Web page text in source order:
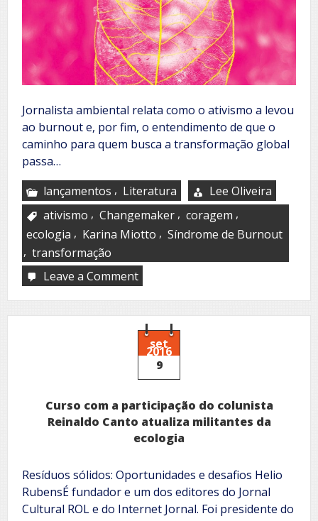
Jornalista ambiental relata como o ativismo a levou
ao burnout e, por fim, o entendimento de que o
caminho para quem busca a transformação global
passa…
lançamentos , Literatura
Lee Oliveira
ativismo , Changemaker , coragem ,
ecologia , Karina Miotto , Síndrome de Burnout
, transformação
Leave a Commenton
set
2016
9
Curso com a participação do colunista
Reinaldo Canto atualiza militantes da
ecologia
Resíduos sólidos: Oportunidades e desafios Helio
RubensÉ fundador e um dos editores do Jornal
Cultural ROL e do Internet Jornal. Foi presidente do